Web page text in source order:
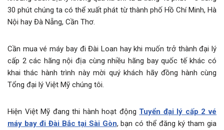
30 phút chúng ta có thể xuất phát từ thành phố Hồ Chí Minh, Hà
Nội hay Đà Nẵng, Cần Thơ.
Cần mua vé máy bay đi Đài Loan hay khi muốn trở thành đại lý
cấp 2 các hãng nội địa cùng nhiều hãng bay quốc tế khác có
khai thác hành trình này mời quý khách hãy đồng hành cùng
Tổng đại lý Việt Mỹ chúng tôi.
Hiện Việt Mỹ đang thi hành hoạt động Tuyển đại lý cấp 2 vé
máy bay đi Đài Bắc tại Sài Gòn, bạn có thể đăng ký tham gia